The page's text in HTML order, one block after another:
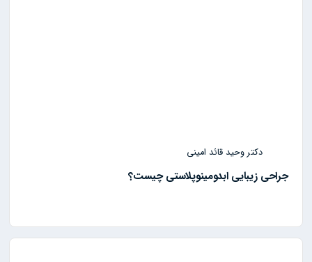
دکتر وحید قائد امینی
جراحی زیبایی ابدومینوپلاستی چیست؟